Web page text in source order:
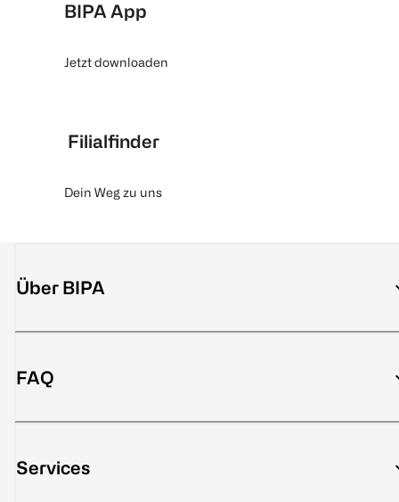
BIPA App
Jetzt downloaden
Filialfinder
Dein Weg zu uns
Über BIPA
FAQ
Services